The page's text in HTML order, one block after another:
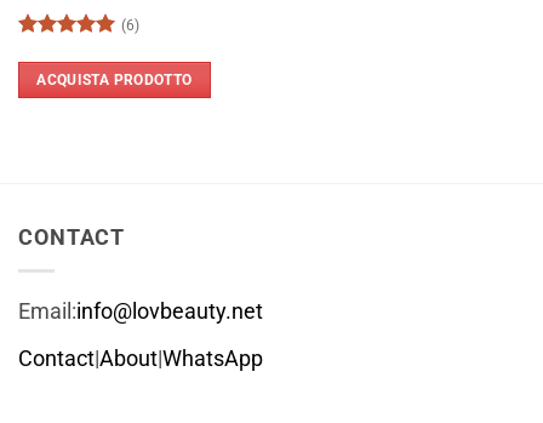
su 5
(6)
ACQUISTA PRODOTTO
CONTACT
Email:info@lovbeauty.net
Contact|About|WhatsApp